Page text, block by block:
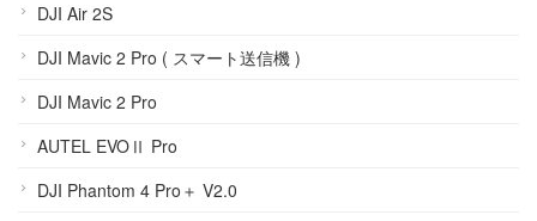
DJI Air 2S
DJI Mavic 2 Pro ( スマート送信機 )
DJI Mavic 2 Pro
AUTEL EVOⅡ Pro
DJI Phantom 4 Pro＋ V2.0